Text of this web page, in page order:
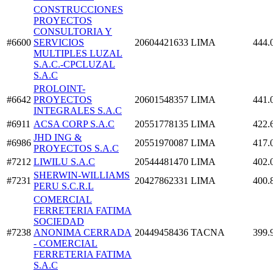
#6600
CONSTRUCCIONES
PROYECTOS
CONSULTORIA Y
SERVICIOS
MULTIPLES LUZAL
S.A.C.-CPCLUZAL
S.A.C
20604421633 LIMA
#6642
PROLOINT-
PROYECTOS
INTEGRALES S.A.C
20601548357 LIMA
#6911 ACSA CORP S.A.C 20551778135 LIMA
#6986
JHD ING &
PROYECTOS S.A.C
20551970087 LIMA
#7212 LIWILU S.A.C 20544481470 LIMA
#7231
SHERWIN-WILLIAMS
PERU S.C.R.L
20427862331 LIMA
#7238
COMERCIAL
FERRETERIA FATIMA
SOCIEDAD
ANONIMA CERRADA
- COMERCIAL
FERRETERIA FATIMA
S.A.C
20449458436 TACNA